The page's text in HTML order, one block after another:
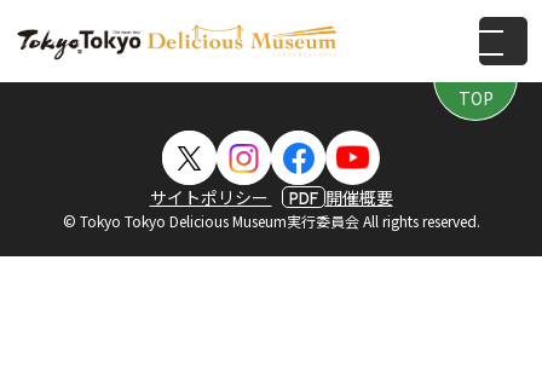
サイトポリシー PDF 開催概要
© Tokyo Tokyo Delicious Museum実行委員会 All rights reserved.
PAGE
TOP